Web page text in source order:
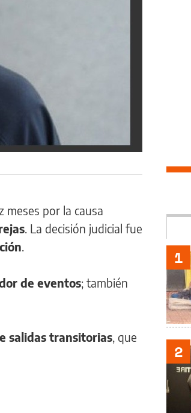
meses por la causa
. La decisión judicial fue
de eventos; también
salidas transitorias , que
1
2